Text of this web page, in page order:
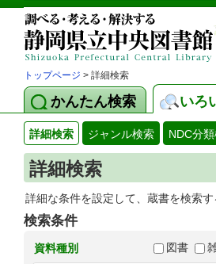
トップページ > 詳細検索
かんたん検索 いろ
詳細検索 ジャンル検索 NDC分
詳細検索
詳細な条件を設定して、蔵書を検索
検索条件
資料種別 図書